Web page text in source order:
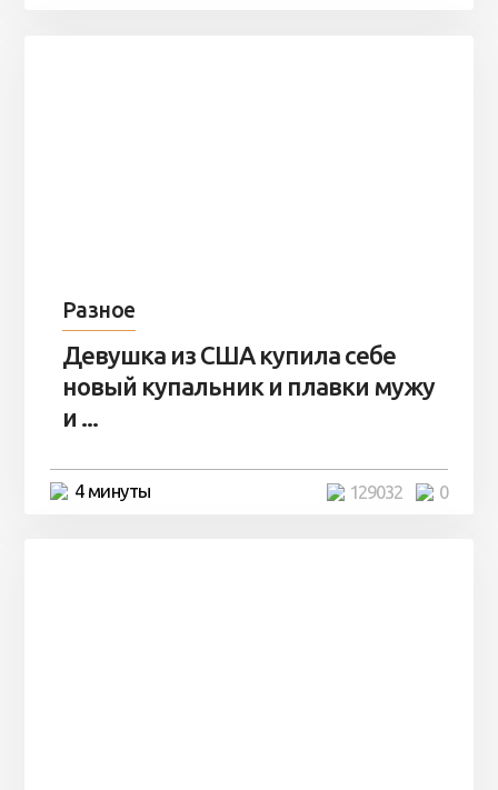
Разное
Девушка из США купила себе
новый купальник и плавки мужу
и ...
4 минуты 0
129032